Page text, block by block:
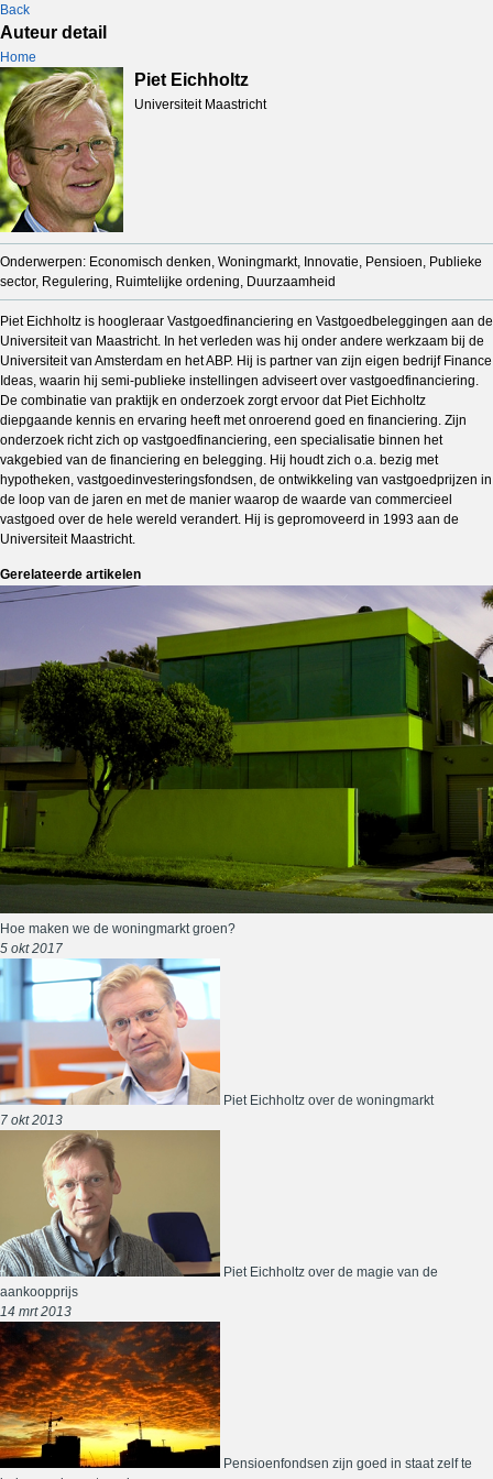
Back
Auteur detail
Home
Piet Eichholtz
Universiteit Maastricht
Onderwerpen: Economisch denken, Woningmarkt, Innovatie, Pensioen, Publieke
sector, Regulering, Ruimtelijke ordening, Duurzaamheid
Piet Eichholtz is hoogleraar Vastgoedfinanciering en Vastgoedbeleggingen aan de
Universiteit van Maastricht. In het verleden was hij onder andere werkzaam bij de
Universiteit van Amsterdam en het ABP. Hij is partner van zijn eigen bedrijf Finance
Ideas, waarin hij semi-publieke instellingen adviseert over vastgoedfinanciering.
De combinatie van praktijk en onderzoek zorgt ervoor dat Piet Eichholtz
diepgaande kennis en ervaring heeft met onroerend goed en financiering. Zijn
onderzoek richt zich op vastgoedfinanciering, een specialisatie binnen het
vakgebied van de financiering en belegging. Hij houdt zich o.a. bezig met
hypotheken, vastgoedinvesteringsfondsen, de ontwikkeling van vastgoedprijzen in
de loop van de jaren en met de manier waarop de waarde van commercieel
vastgoed over de hele wereld verandert. Hij is gepromoveerd in 1993 aan de
Universiteit Maastricht.
Gerelateerde artikelen
Hoe maken we de woningmarkt groen?
5 okt 2017
Piet Eichholtz over de woningmarkt
7 okt 2013
Piet Eichholtz over de magie van de
aankoopprijs
14 mrt 2013
Pensioenfondsen zijn goed in staat zelf te